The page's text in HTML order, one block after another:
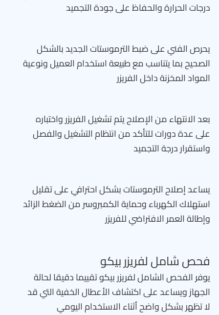
درجات الحرارة والحفاظ على جودة التجميد
يحرص الفني على ضبط الترموستات الجديد بالشكل
الصحيح بما يتناسب مع طبيعة استخدام العميل ونوعية
المواد المخزنة داخل الفريزر
بعد الانتهاء من الإصلاح يتم تشغيل الفريزر واختباره
على عدة دورات للتأكد من انتظام التشغيل والفصل
واستقرار درجة التجميد
يساعد إصلاح الترموستات بشكل احترافي على تقليل
استهلاك الكهرباء وحماية الكمبروسر من الضغط الزائد
وإطالة العمر الافتراضي للفريزر
فحص شامل لفريزر بيكو
يوفر الفحص الشامل لفريزر بيكو تقييما دقيقا لحالة
الجهاز ويساعد على اكتشاف الأعطال الخفية التي قد
لا تظهر بشكل واضح أثناء الاستخدام اليومي